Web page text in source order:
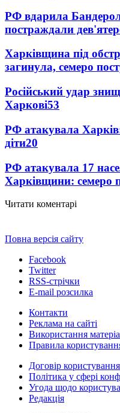
РФ вдарила
постраждали
Харківщина під
загинула, семеро
Російський удар
Харкові53
РФ атакувала
діти20
РФ атакувала 17
Харківщини: семеро
Читати коментарі
Повна версія сайту
Facebook
Twitter
RSS-стрічки
E-mail розсилка
Контакти
Реклама на сайті
Використання
Правила
Договір
Політика у сфері
Угода щодо
Редакція